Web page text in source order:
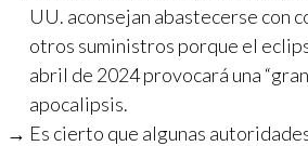
UU. aconsejan abastecerse con
otros suministros porque el
abril de 2024 provocará una
apocalipsis.
Es cierto que algunas